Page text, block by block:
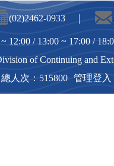
(02)2462-0933 ｜
12:00 / 13:00 ~ 17:00 /
of Continuing and
人次：515800 管理登入